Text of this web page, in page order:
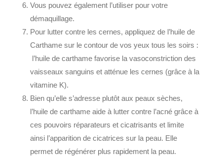
Vous pouvez également l’utiliser pour votre
démaquillage.
Pour lutter contre les cernes, appliquez de l’huile de
Carthame sur le contour de vos yeux tous les soirs :
l’huile de carthame favorise la vasoconstriction des
vaisseaux sanguins et atténue les cernes (grâce à la
vitamine K).
Bien qu’elle s’adresse plutôt aux peaux sèches,
l’huile de carthame aide à lutter contre l’acné grâce à
ces pouvoirs réparateurs et cicatrisants et limite
ainsi l’apparition de cicatrices sur la peau. Elle
permet de régénérer plus rapidement la peau.